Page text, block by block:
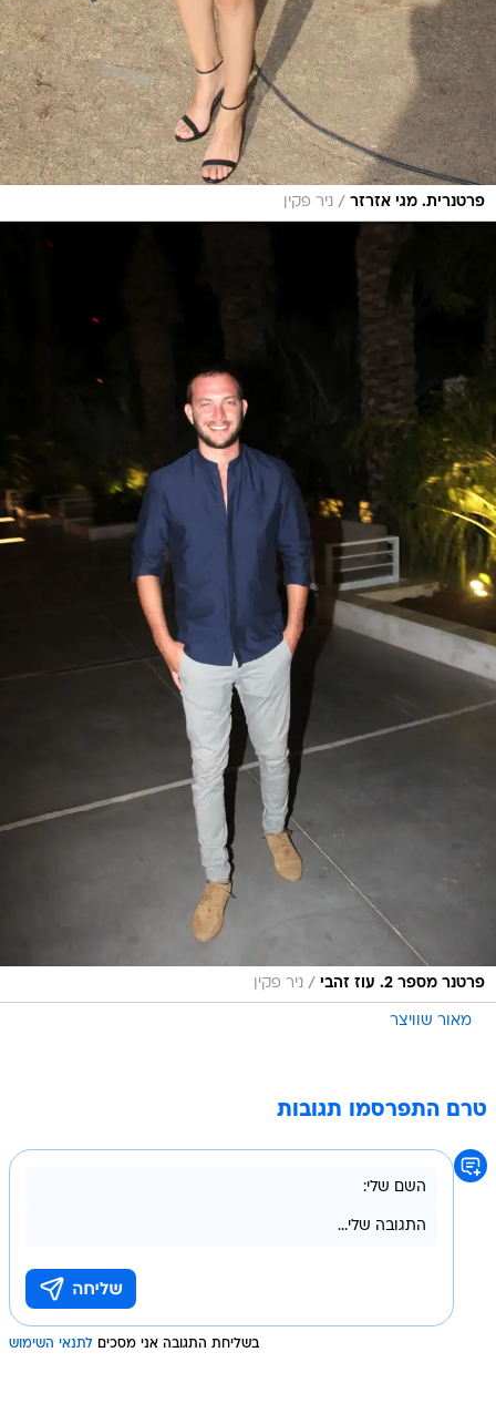
פרטנרית. מגי אזרזר / ניר פקין
פרטנר מספר 2. עוז זהבי / ניר פקין
מאור שוויצר
טרם התפרסמו תגובות
בשליחת התגובה אני מסכים לתנאי השימוש